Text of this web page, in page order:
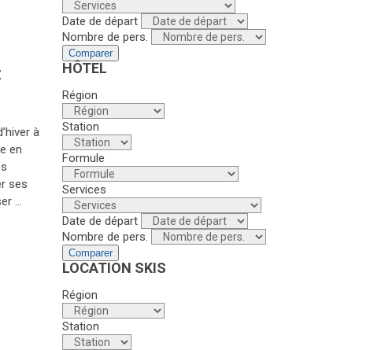
à
en
ses
…
Date de départ
Nombre de pers.
Comparer
HÔTEL
Région
Station
Formule
Services
Date de départ
Nombre de pers.
Comparer
LOCATION SKIS
Région
Station